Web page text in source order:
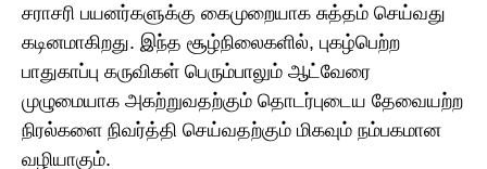
சராசரி பயனர்களுக்கு கைமுறையாக சுத்தம் செய்வது
கடினமாகிறது. இந்த சூழ்நிலைகளில், புகழ்பெற்ற
பாதுகாப்பு கருவிகள் பெரும்பாலும் ஆட்வேரை
முழுமையாக அகற்றுவதற்கும் தொடர்புடைய தேவையற்ற
நிரல்களை நிவர்த்தி செய்வதற்கும் மிகவும் நம்பகமான
வழியாகும்.